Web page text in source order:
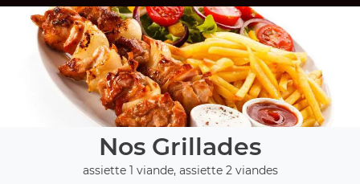
Nos Grillades
assiette 1 viande, assiette 2 viandes